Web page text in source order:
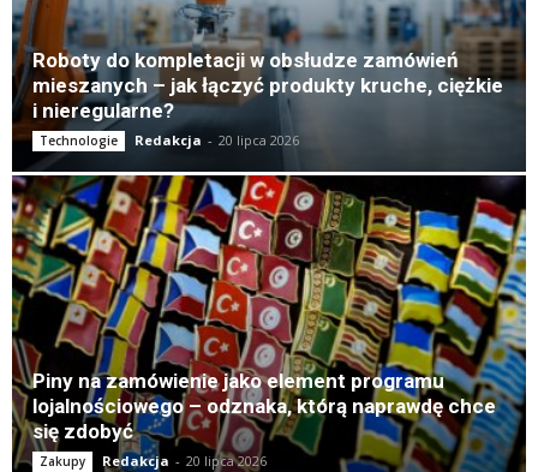
Roboty do kompletacji w obsłudze zamówień
mieszanych – jak łączyć produkty kruche, ciężkie
i nieregularne?
Technologie Redakcja - 20 lipca 2026
Piny na zamówienie jako element programu
lojalnościowego – odznaka, którą naprawdę chce
się zdobyć
Zakupy Redakcja - 20 lipca 2026